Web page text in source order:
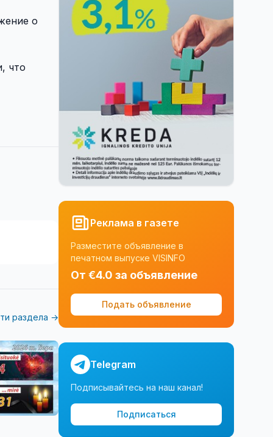
о
что
раздела →
Реклама в газете
Разместите объявление в
печатном выпуске VISINFO
От €4.0 за объявление
Подать объявление
Telegram
Подписывайтесь на наш канал!
Подписаться